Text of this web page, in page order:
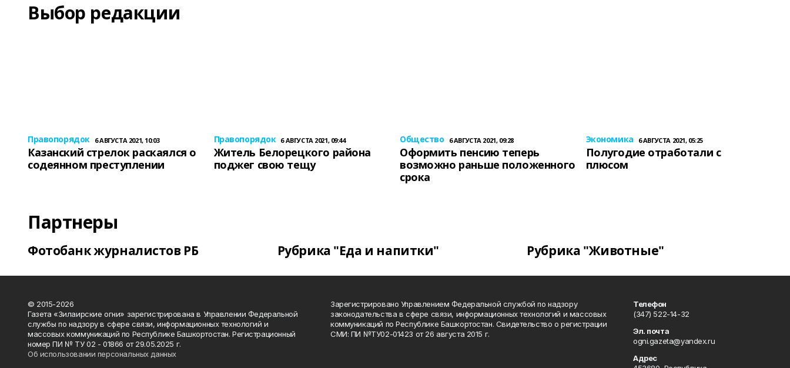
Выбор редакции
Правопорядок 6 АВГУСТА 2021, 10:03
Казанский стрелок раскаялся о
содеянном преступлении
Правопорядок 6 АВГУСТА 2021, 09:44
Житель Белорецкого района
поджег свою тещу
Общество 6 АВГУСТА 2021, 09:28
Оформить пенсию теперь
возможно раньше положенного
срока
Экономика 6 АВГУСТА 2021, 05:25
Полугодие отработали с
плюсом
Партнеры
Фотобанк журналистов РБ Рубрика "Еда и напитки" Рубрика "Животные"
© 2015-2026
Газета «Зилаирские огни» зарегистрирована в Управлении Федеральной
службы по надзору в сфере связи, информационных технологий и
массовых коммуникаций по Республике Башкортостан. Регистрационный
номер ПИ № ТУ 02 - 01866 от 29.05.2025 г.
Об использовании персональных данных
Зарегистрировано Управлением Федеральной службой по надзору
законодательства в сфере связи, информационных технологий и массовых
коммуникаций по Республике Башкортостан. Свидетельство о регистрации
СМИ: ПИ №ТУ02-01423 от 26 августа 2015 г.
Телефон
(347) 522-14-32
Эл. почта
ogni.gazeta@yandex.ru
Адрес